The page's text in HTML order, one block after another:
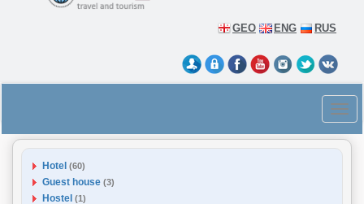
GEO ENG RUS
Hotel (60)
Guest house (3)
Hostel (1)